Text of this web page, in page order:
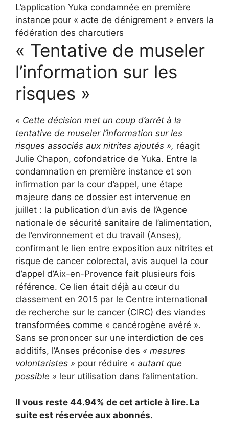
L’application Yuka condamnée en première
instance pour « acte de dénigrement » envers la
fédération des charcutiers
« Tentative de museler
l’information sur les
risques »
« Cette décision met un coup d’arrêt à la
tentative de museler l’information sur les
risques associés aux nitrites ajoutés », réagit
Julie Chapon, cofondatrice de Yuka. Entre la
condamnation en première instance et son
infirmation par la cour d’appel, une étape
majeure dans ce dossier est intervenue en
juillet : la publication d’un avis de l’Agence
nationale de sécurité sanitaire de l’alimentation,
de l’environnement et du travail (Anses),
confirmant le lien entre exposition aux nitrites et
risque de cancer colorectal, avis auquel la cour
d’appel d’Aix-en-Provence fait plusieurs fois
référence. Ce lien était déjà au cœur du
classement en 2015 par le Centre international
de recherche sur le cancer (CIRC) des viandes
transformées comme « cancérogène avéré ».
Sans se prononcer sur une interdiction de ces
additifs, l’Anses préconise des « mesures
volontaristes » pour réduire « autant que
possible » leur utilisation dans l’alimentation.
Il vous reste 44.94% de cet article à lire. La
suite est réservée aux abonnés.